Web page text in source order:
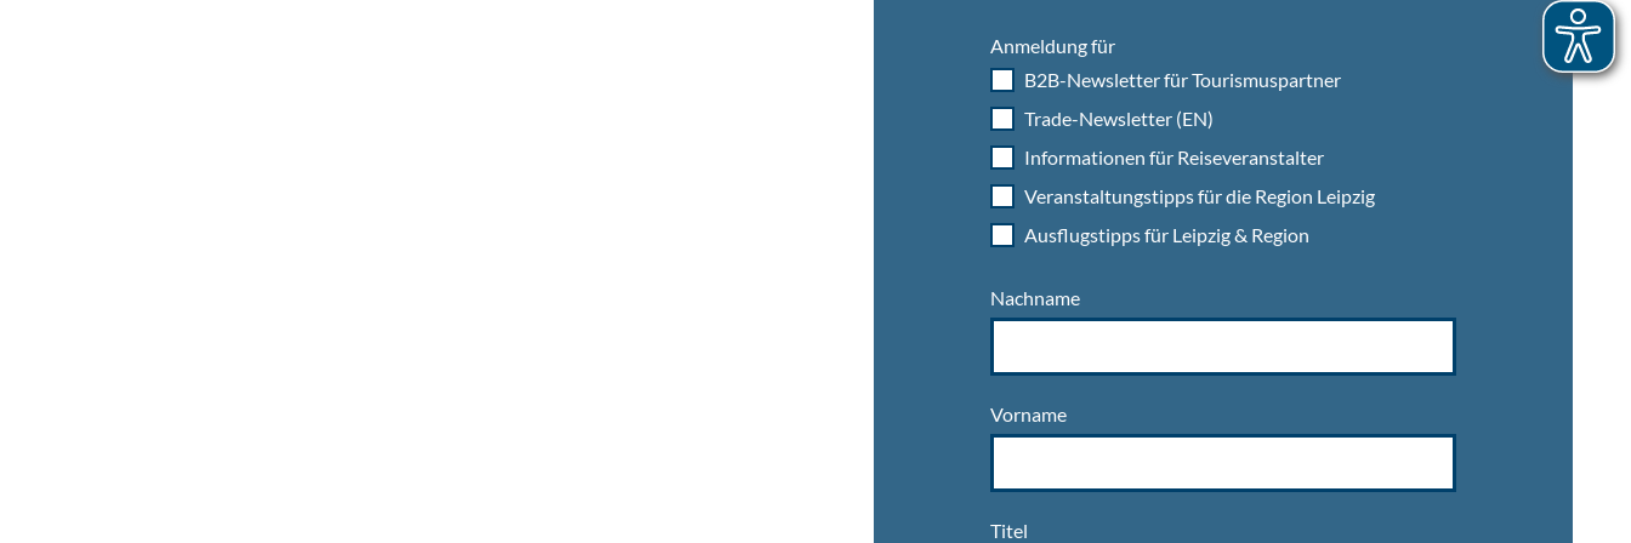
Anmeldung für
B2B-Newsletter für Tourismuspartner
Trade-Newsletter (EN)
Informationen für Reiseveranstalter
Veranstaltungstipps für die Region Leipzig
Ausflugstipps für Leipzig & Region
Nachname
Vorname
Titel